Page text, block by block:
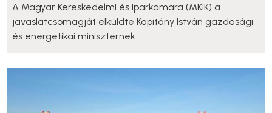
A Magyar Kereskedelmi és Iparkamara (MKIK) a
javaslatcsomagját elküldte Kapitány István gazdasági
és energetikai miniszternek.